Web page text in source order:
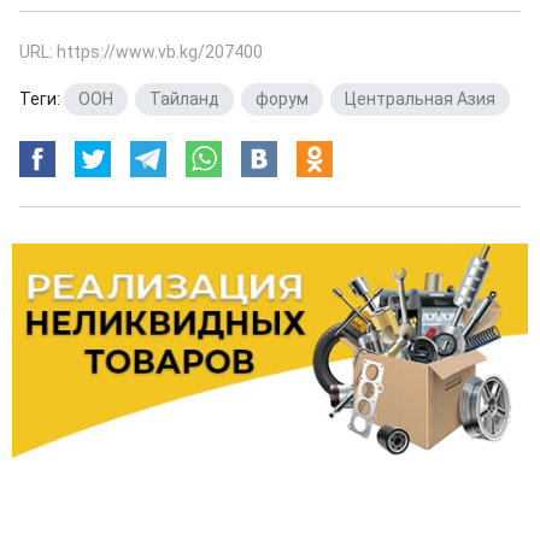
URL: https://www.vb.kg/207400
Теги: ООН Тайланд форум Центральная Азия